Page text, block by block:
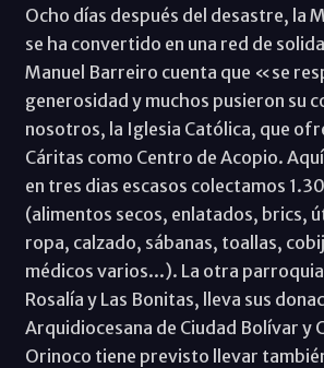
Ocho días después del desastre, la
se ha convertido en una red de
Manuel Barreiro cuenta que «se
generosidad y muchos pusieron su
nosotros, la Iglesia Católica, que
Cáritas como Centro de Acopio.
en tres dias escasos colectamos
(alimentos secos, enlatados, brics,
ropa, calzado, sábanas, toallas,
médicos varios...). La otra
Rosalía y Las Bonitas, lleva sus
Arquidiocesana de Ciudad Bolívar y
Orinoco tiene previsto llevar